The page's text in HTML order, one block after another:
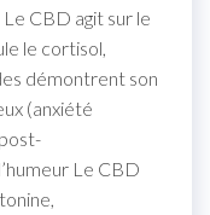
CBD agit sur le
le cortisol,
démontrent son
(anxiété
Le CBD